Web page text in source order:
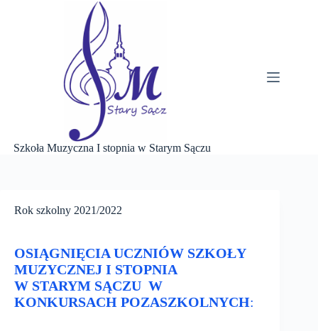
Szkoła Muzyczna I stopnia w Starym Sączu
Rok szkolny 2021/2022
OSIĄGNIĘCIA UCZNIÓW SZKOŁY
MUZYCZNEJ I STOPNIA
W STARYM SĄCZU W
KONKURSACH POZASZKOLNYCH: